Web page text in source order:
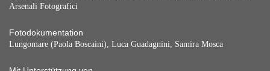
Arsenali Fotografici
Fotodokumentation
Lungomare (Paola Boscaini), Luca Guadagnini, Samira Mosca